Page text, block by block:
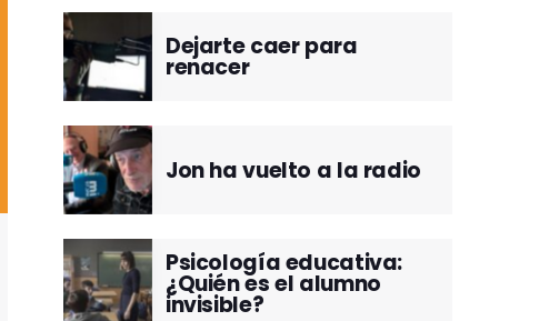
Dejarte caer para
renacer
Jon ha vuelto a la radio
Psicología educativa:
¿Quién es el alumno
invisible?